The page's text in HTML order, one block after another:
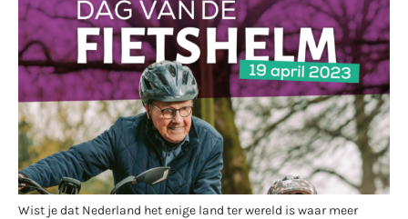
Wist je dat Nederland het enige land ter wereld is waar meer